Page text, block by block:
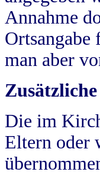
Annahme
Ortsangabe
man aber
Die im
Eltern oder